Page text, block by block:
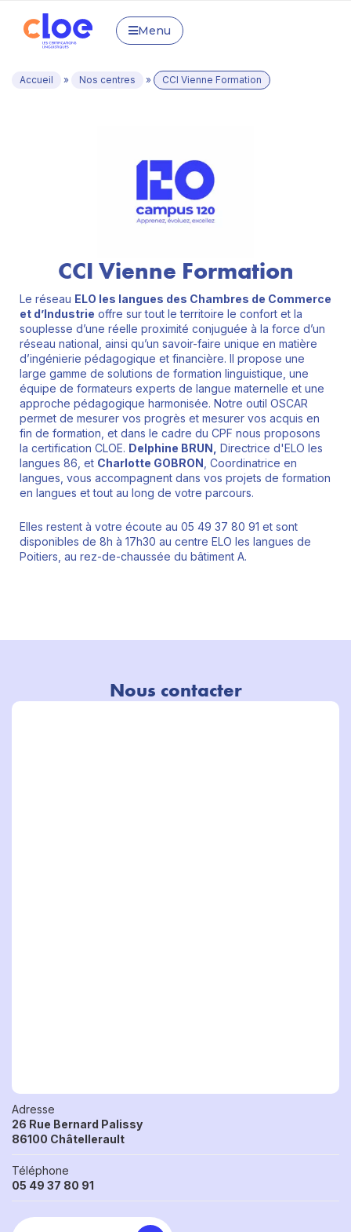
Menu
Accueil » Nos centres » CCI Vienne Formation
CCI Vienne Formation
Le réseau ELO les langues des Chambres de Commerce
et d’Industrie offre sur tout le territoire le confort et la
souplesse d’une réelle proximité conjuguée à la force d’un
réseau national, ainsi qu’un savoir-faire unique en matière
d’ingénierie pédagogique et financière. Il propose une
large gamme de solutions de formation linguistique, une
équipe de formateurs experts de langue maternelle et une
approche pédagogique harmonisée. Notre outil OSCAR
permet de mesurer vos progrès et mesurer vos acquis en
fin de formation, et dans le cadre du CPF nous proposons
la certification CLOE. Delphine BRUN, Directrice d'ELO les
langues 86, et Charlotte GOBRON , Coordinatrice en
langues, vous accompagnent dans vos projets de formation
en langues et tout au long de votre parcours.
Elles restent à votre écoute au 05 49 37 80 91 et sont
disponibles de 8h à 17h30 au centre ELO les langues de
Poitiers, au rez-de-chaussée du bâtiment A.
Nous contacter
Adresse
26 Rue Bernard Palissy
86100 Châtellerault
Téléphone
05 49 37 80 91